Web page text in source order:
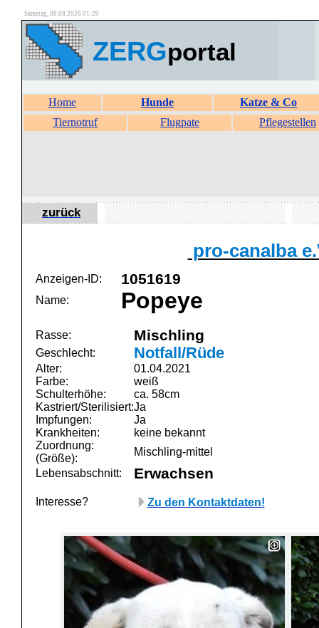
Samstag, 08.08.2026 01:29
ZERGportal
Home Hunde
Katze & Co
Tiernotruf
Flugpate Pflegestellen
zurück
pro-canalba
Anzeigen-ID: 1051619
Name: Popeye
Rasse: Mischling
Geschlecht: Notfall/Rüde
Alter:
01.04.2021
Farbe:
weiß
Schulterhöhe:
ca. 58cm
Kastriert/Sterilisiert:Ja
Impfungen:
Ja
Krankheiten:
keine bekannt
Zuordnung:
(Größe):
Mischling-mittel
Lebensabschnitt:
Erwachsen
Interesse? Zu den Kontaktdaten!